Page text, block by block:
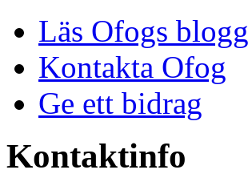
Läs Ofogs blogg
Kontakta Ofog
Ge ett bidrag
Kontaktinfo